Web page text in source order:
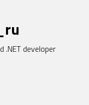
.NET developer